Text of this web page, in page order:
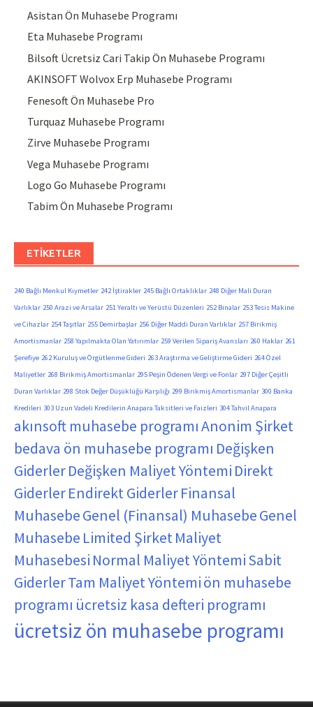
Asistan Ön Muhasebe Programı
Eta Muhasebe Programı
Bilsoft Ücretsiz Cari Takip Ön Muhasebe Programı
AKINSOFT Wolvox Erp Muhasebe Programı
Fenesoft Ön Muhasebe Pro
Turquaz Muhasebe Programı
Zirve Muhasebe Programı
Vega Muhasebe Programı
Logo Go Muhasebe Programı
Tabim Ön Muhasebe Programı
ETIKETLER
240 Bağlı Menkul Kıymetler 242 İştirakler 245 Bağlı Ortaklıklar 248 Diğer Mali Duran
Varlıklar 250 Arazi ve Arsalar 251 Yeraltı ve Yerüstü Düzenleri 252 Binalar 253 Tesis Makine
ve Cihazlar 254 Taşıtlar 255 Demirbaşlar 256 Diğer Maddi Duran Varlıklar 257 Birikmiş
Amortismanlar 258 Yapılmakta Olan Yatırımlar 259 Verilen Sipariş Avansları 260 Haklar 261
Şerefiye 262 Kuruluş ve Örgütlenme Gideri 263 Araştırma ve Geliştirme Gideri 264 Özel
Maliyetler 268 Birikmiş Amortismanlar 295 Peşin Ödenen Vergi ve Fonlar 297 Diğer Çeşitli
Duran Varlıklar 298 Stok Değer Düşüklüğü Karşılığı 299 Birikmiş Amortismanlar 300 Banka
Kredileri 303 Uzun Vadeli Kredilerin Anapara Taksitleri ve Faizleri 304 Tahvil Anapara
akınsoft muhasebe programıAnonim Şirket
bedava ön muhasebe programı Değişken
GiderlerDeğişken Maliyet Yöntemi Direkt
GiderlerEndirekt GiderlerFinansal
MuhasebeGenel (Finansal) MuhasebeGenel
Muhasebe Limited ŞirketMaliyet
Muhasebesi Normal Maliyet YöntemiSabit
GiderlerTam Maliyet Yöntemiön muhasebe
programı ücretsiz kasa defteri programı
ücretsiz ön muhasebe programı